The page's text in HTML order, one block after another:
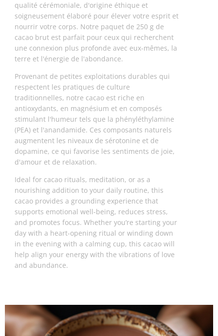
qualité cérémoniale, d'origine éthique et
soigneusement élaboré pour élever votre esprit et
nourrir votre corps. Notre paquet de 250 g de
cacao brut est parfait pour ceux qui recherchent
une connexion plus profonde avec eux-mêmes, la
terre et l'énergie de l'abondance.
Provenant de petites exploitations durables qui
respectent les pratiques de culture
traditionnelles, notre cacao est riche en
antioxydants, en magnésium et en composés
stimulant l'humeur tels que la phényléthylamine
(PEA) et l'anandamide. Ces composants naturels
augmentent les niveaux de sérotonine et de
dopamine, ce qui favorise les sentiments de joie,
d'amour et de relaxation.
Ideal for cacao rituals, meditation, or as a
nourishing addition to your daily routine, this
cacao provides a grounding experience that
supports emotional well-being, reduces stress,
and promotes focus. Whether you’re starting your
day with a heart-opening ritual or winding down
in the evening with a calming cup, this cacao will
help align your energy with the vibrations of love
and abundance.